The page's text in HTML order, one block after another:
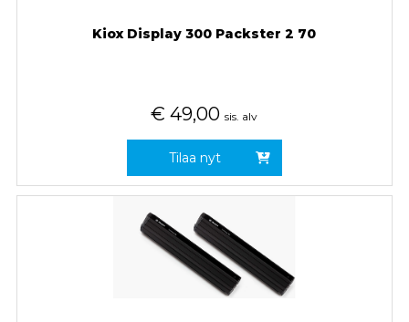
Kiox Display 300 Packster 2 70
€ 49,00 sis. alv
Tilaa nyt